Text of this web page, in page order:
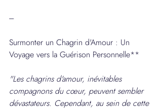
---
Surmonter un Chagrin d'Amour : Un
Voyage vers la Guérison Personnelle**
"Les chagrins d'amour, inévitables
compagnons du cœur, peuvent sembler
dévastateurs. Cependant, au sein de cette